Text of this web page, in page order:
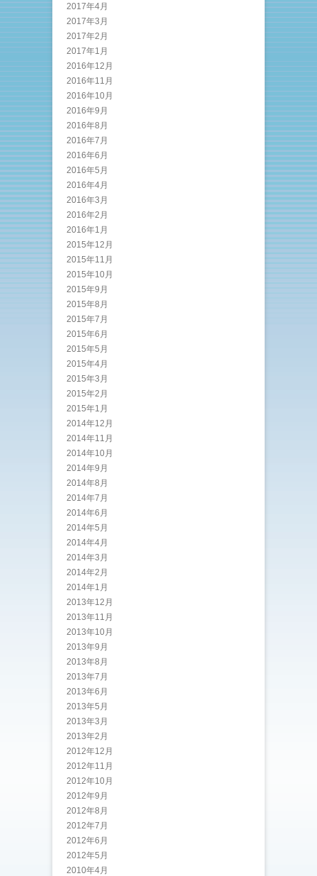
2017年4月
2017年3月
2017年2月
2017年1月
2016年12月
2016年11月
2016年10月
2016年9月
2016年8月
2016年7月
2016年6月
2016年5月
2016年4月
2016年3月
2016年2月
2016年1月
2015年12月
2015年11月
2015年10月
2015年9月
2015年8月
2015年7月
2015年6月
2015年5月
2015年4月
2015年3月
2015年2月
2015年1月
2014年12月
2014年11月
2014年10月
2014年9月
2014年8月
2014年7月
2014年6月
2014年5月
2014年4月
2014年3月
2014年2月
2014年1月
2013年12月
2013年11月
2013年10月
2013年9月
2013年8月
2013年7月
2013年6月
2013年5月
2013年3月
2013年2月
2012年12月
2012年11月
2012年10月
2012年9月
2012年8月
2012年7月
2012年6月
2012年5月
2010年4月